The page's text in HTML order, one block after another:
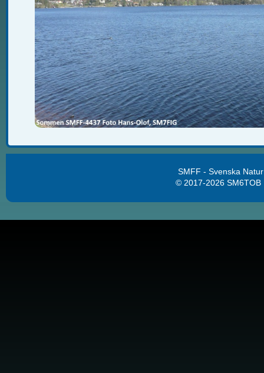
SMFF - Svenska
© 2017-2026 SM6TOB